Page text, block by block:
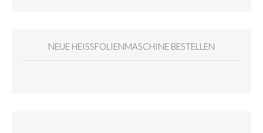
NEUE HEISSFOLIENMASCHINE BESTELLEN